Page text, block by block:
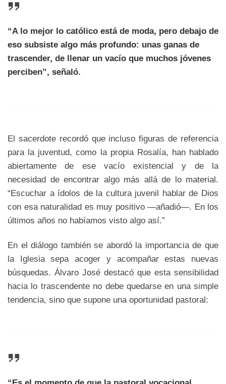
“A lo mejor lo católico está de moda, pero debajo de
eso subsiste algo más profundo: unas ganas de
trascender, de llenar un vacío que muchos jóvenes
perciben”, señaló.
El sacerdote recordó que incluso figuras de referencia
para la juventud, como la propia Rosalía, han hablado
abiertamente de ese vacío existencial y de la
necesidad de encontrar algo más allá de lo material.
“Escuchar a ídolos de la cultura juvenil hablar de Dios
con esa naturalidad es muy positivo —añadió—. En los
últimos años no habíamos visto algo así.”
En el diálogo también se abordó la importancia de que
la Iglesia sepa acoger y acompañar estas nuevas
búsquedas. Álvaro José destacó que esta sensibilidad
hacia lo trascendente no debe quedarse en una simple
tendencia, sino que supone una oportunidad pastoral: